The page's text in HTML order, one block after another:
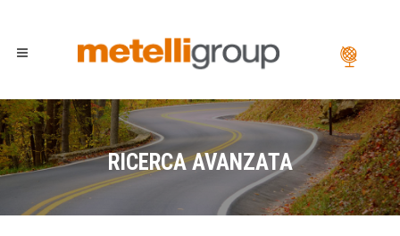
RICERCA AVANZATA